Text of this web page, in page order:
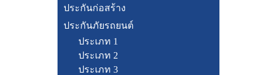
ประกันก่อสร้าง
ประกันภัยรถยนต์
ประเภท 1
ประเภท 2
ประเภท 3